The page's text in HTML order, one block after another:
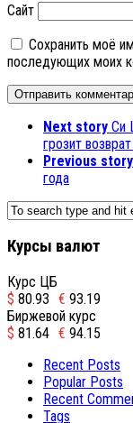
Сайт
Сохранить моё
последующих моих
Next story Си
грозит
Previous story
года
Курсы валют
Курс ЦБ
$ 80.93 € 93.19
Биржевой курс
$ 81.64 € 94.15
Recent Posts
Popular Posts
Recent
Tags